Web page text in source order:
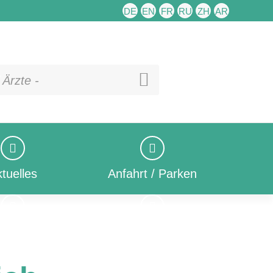
DE EN FR RU ZH AR
Ärzte -
Anfahrt / Parken